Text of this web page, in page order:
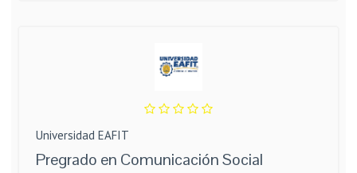
Universidad EAFIT
Pregrado en Comunicación Social